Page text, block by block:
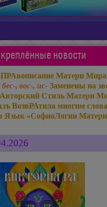
новости
Матери Мира
бес-, вос-, ис-Заменены на
Стиль Матери
ВозвРАтила многим
Язык «СофиоЛогии